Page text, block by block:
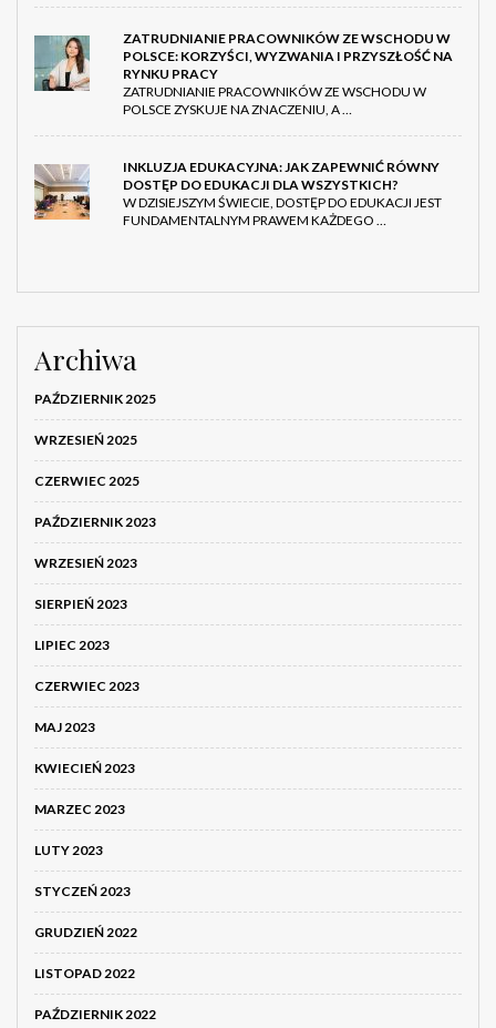
ZATRUDNIANIE PRACOWNIKÓW ZE WSCHODU W
POLSCE: KORZYŚCI, WYZWANIA I PRZYSZŁOŚĆ NA
RYNKU PRACY
ZATRUDNIANIE PRACOWNIKÓW ZE WSCHODU W
POLSCE ZYSKUJE NA ZNACZENIU, A …
INKLUZJA EDUKACYJNA: JAK ZAPEWNIĆ RÓWNY
DOSTĘP DO EDUKACJI DLA WSZYSTKICH?
W DZISIEJSZYM ŚWIECIE, DOSTĘP DO EDUKACJI JEST
FUNDAMENTALNYM PRAWEM KAŻDEGO …
Archiwa
PAŹDZIERNIK 2025
WRZESIEŃ 2025
CZERWIEC 2025
PAŹDZIERNIK 2023
WRZESIEŃ 2023
SIERPIEŃ 2023
LIPIEC 2023
CZERWIEC 2023
MAJ 2023
KWIECIEŃ 2023
MARZEC 2023
LUTY 2023
STYCZEŃ 2023
GRUDZIEŃ 2022
LISTOPAD 2022
PAŹDZIERNIK 2022